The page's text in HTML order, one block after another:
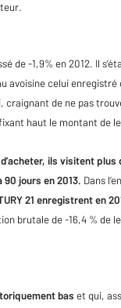
de -1,9% en 2012. Il
avoisine celui enregistré
de ne pas
haut le montant de
ils visitent plus
90 jours en 2013. Dans
21 enregistrent en
brutale de -16,4 % de
bas et qui,